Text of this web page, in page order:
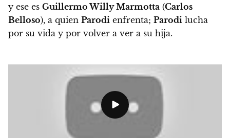
y ese es Guillermo Willy Marmotta (Carlos
Belloso), a quien Parodi enfrenta; Parodi lucha
por su vida y por volver a ver a su hija.